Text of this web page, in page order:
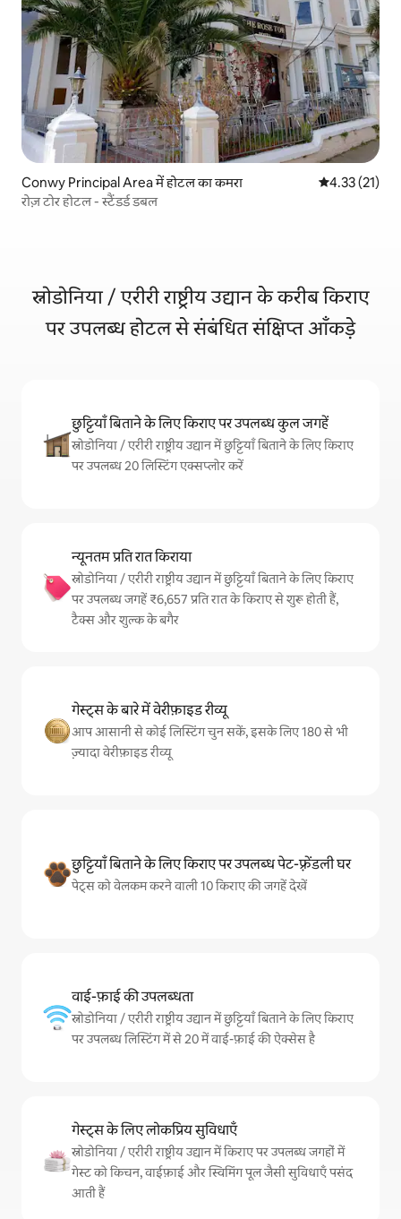
Conwy Principal Area में होटल का कमरा औसत रेटिंग 5 में
4.33 (21)
रोज़ टोर होटल - स्टैंडर्ड डबल
स्नोडोनिया / एरीरी राष्ट्रीय उद्यान के करीब किराए
पर उपलब्ध होटल से संबंधित संक्षिप्त आँकड़े
छुट्टियाँ बिताने के लिए किराए पर उपलब्ध कुल जगहें
स्नोडोनिया / एरीरी राष्ट्रीय उद्यान में छुट्टियाँ बिताने के लिए किराए
पर उपलब्ध 20 लिस्टिंग एक्सप्लोर करें
न्यूनतम प्रति रात किराया
स्नोडोनिया / एरीरी राष्ट्रीय उद्यान में छुट्टियाँ बिताने के लिए किराए
पर उपलब्ध जगहें ₹6,657 प्रति रात के किराए से शुरू होती हैं,
टैक्स और शुल्क के बगैर
गेस्ट्स के बारे में वेरीफ़ाइड रीव्यू
आप आसानी से कोई लिस्टिंग चुन सकें, इसके लिए 180 से भी
ज़्यादा वेरीफ़ाइड रीव्यू
छुट्टियाँ बिताने के लिए किराए पर उपलब्ध पेट-फ़्रेंडली घर
पेट्स को वेलकम करने वाली 10 किराए की जगहें देखें
वाई-फ़ाई की उपलब्धता
स्नोडोनिया / एरीरी राष्ट्रीय उद्यान में छुट्टियाँ बिताने के लिए किराए
पर उपलब्ध लिस्टिंग में से 20 में वाई-फ़ाई की ऐक्सेस है
गेस्ट्स के लिए लोकप्रिय सुविधाएँ
स्नोडोनिया / एरीरी राष्ट्रीय उद्यान में किराए पर उपलब्ध जगहों में
गेस्ट को किचन, वाईफ़ाई और स्विमिंग पूल जैसी सुविधाएँ पसंद
आती हैं